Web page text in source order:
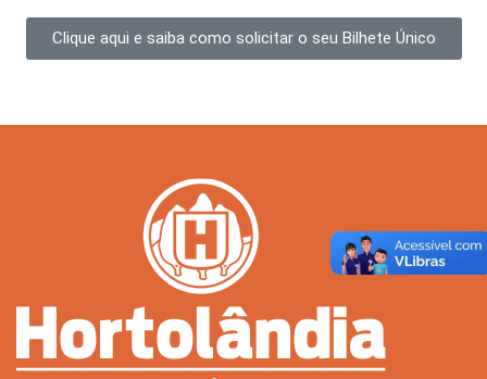
Tecnologia e Inovação
Clique aqui e saiba como solicitar o seu Bilhete Único